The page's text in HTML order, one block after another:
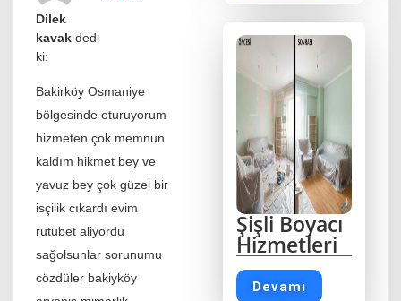
Dilek
kavak dedi
ki:
Bakirköy Osmaniye
bölgesinde oturuyorum
hizmeten çok memnun
kaldım hikmet bey ve
yavuz bey çok güzel bir
isçilik cıkardı evim
rutubet aliyordu
sağolsunlar sorunumu
cözdüler bakiyköy
Şişli Boyacı
Hizmetleri
Devamı